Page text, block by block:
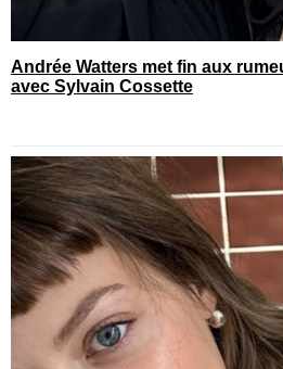
Andrée Watters met fin aux
avec Sylvain Cossette